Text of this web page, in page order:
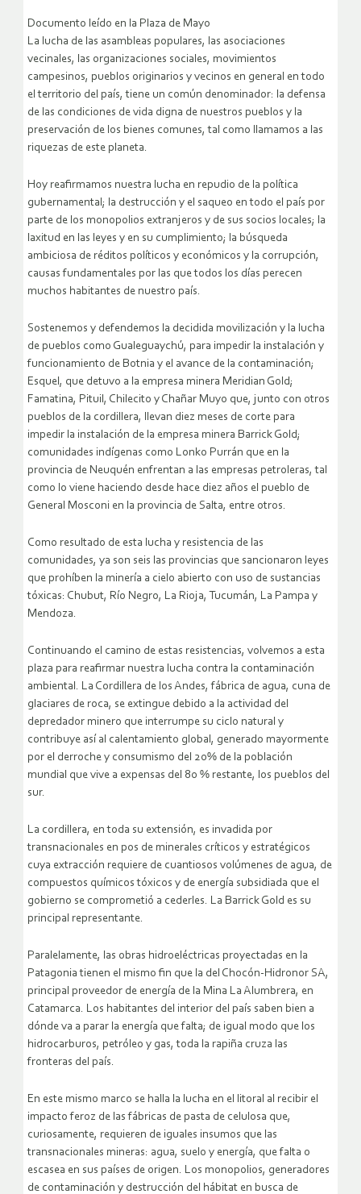
Documento leído en la Plaza de Mayo
La lucha de las asambleas populares, las asociaciones
vecinales, las organizaciones sociales, movimientos
campesinos, pueblos originarios y vecinos en general en todo
el territorio del país, tiene un común denominador: la defensa
de las condiciones de vida digna de nuestros pueblos y la
preservación de los bienes comunes, tal como llamamos a las
riquezas de este planeta.
Hoy reafirmamos nuestra lucha en repudio de la política
gubernamental; la destrucción y el saqueo en todo el país por
parte de los monopolios extranjeros y de sus socios locales; la
laxitud en las leyes y en su cumplimiento; la búsqueda
ambiciosa de réditos políticos y económicos y la corrupción,
causas fundamentales por las que todos los días perecen
muchos habitantes de nuestro país.
Sostenemos y defendemos la decidida movilización y la lucha
de pueblos como Gualeguaychú, para impedir la instalación y
funcionamiento de Botnia y el avance de la contaminación;
Esquel, que detuvo a la empresa minera Meridian Gold;
Famatina, Pituil, Chilecito y Chañar Muyo que, junto con otros
pueblos de la cordillera, llevan diez meses de corte para
impedir la instalación de la empresa minera Barrick Gold;
comunidades indígenas como Lonko Purrán que en la
provincia de Neuquén enfrentan a las empresas petroleras, tal
como lo viene haciendo desde hace diez años el pueblo de
General Mosconi en la provincia de Salta, entre otros.
Como resultado de esta lucha y resistencia de las
comunidades, ya son seis las provincias que sancionaron leyes
que prohíben la minería a cielo abierto con uso de sustancias
tóxicas: Chubut, Río Negro, La Rioja, Tucumán, La Pampa y
Mendoza.
Continuando el camino de estas resistencias, volvemos a esta
plaza para reafirmar nuestra lucha contra la contaminación
ambiental. La Cordillera de los Andes, fábrica de agua, cuna de
glaciares de roca, se extingue debido a la actividad del
depredador minero que interrumpe su ciclo natural y
contribuye así al calentamiento global, generado mayormente
por el derroche y consumismo del 20% de la población
mundial que vive a expensas del 80 % restante, los pueblos del
sur.
La cordillera, en toda su extensión, es invadida por
transnacionales en pos de minerales críticos y estratégicos
cuya extracción requiere de cuantiosos volúmenes de agua, de
compuestos químicos tóxicos y de energía subsidiada que el
gobierno se comprometió a cederles. La Barrick Gold es su
principal representante.
Paralelamente, las obras hidroeléctricas proyectadas en la
Patagonia tienen el mismo fin que la del Chocón-Hidronor SA,
principal proveedor de energía de la Mina La Alumbrera, en
Catamarca. Los habitantes del interior del país saben bien a
dónde va a parar la energía que falta; de igual modo que los
hidrocarburos, petróleo y gas, toda la rapiña cruza las
fronteras del país.
En este mismo marco se halla la lucha en el litoral al recibir el
impacto feroz de las fábricas de pasta de celulosa que,
curiosamente, requieren de iguales insumos que las
transnacionales mineras: agua, suelo y energía, que falta o
escasea en sus países de origen. Los monopolios, generadores
de contaminación y destrucción del hábitat en busca de